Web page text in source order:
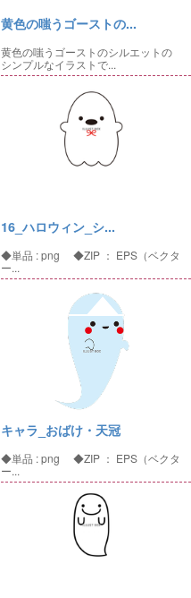
黄色の嗤うゴーストの...
黄色の嗤うゴーストのシルエットの
シンプルなイラストで...
16_ハロウィン_シ...
◆単品 : png ◆ZIP ： EPS（ベクタ
ー...
キャラ_おばけ・天冠
◆単品 : png ◆ZIP ： EPS（ベクタ
ー...